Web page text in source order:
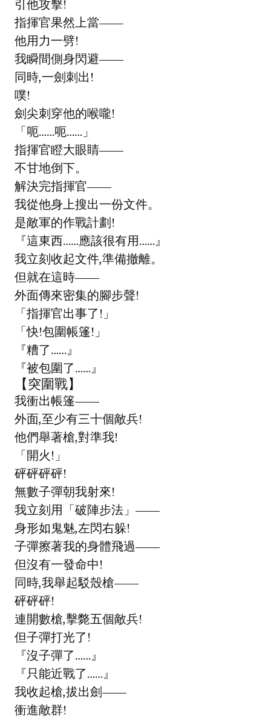
引他攻擊!
指揮官果然上當——
他用力一劈!
我瞬間側身閃避——
同時,一劍刺出!
噗!
劍尖刺穿他的喉嚨!
「呃……呃……」
指揮官瞪大眼睛——
不甘地倒下。
解決完指揮官——
我從他身上搜出一份文件。
是敵軍的作戰計劃!
『這東西……應該很有用……』
我立刻收起文件,準備撤離。
但就在這時——
外面傳來密集的腳步聲!
「指揮官出事了!」
「快!包圍帳篷!」
『糟了……』
『被包圍了……』
【突圍戰】
我衝出帳篷——
外面,至少有三十個敵兵!
他們舉著槍,對準我!
「開火!」
砰砰砰砰!
無數子彈朝我射來!
我立刻用「破陣步法」——
身形如鬼魅,左閃右躲!
子彈擦著我的身體飛過——
但沒有一發命中!
同時,我舉起駁殼槍——
砰砰砰!
連開數槍,擊斃五個敵兵!
但子彈打光了!
『沒子彈了……』
『只能近戰了……』
我收起槍,拔出劍——
衝進敵群!